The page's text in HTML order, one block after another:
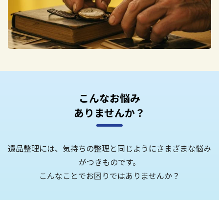
こんなお悩み
ありませんか？
遺品整理には、気持ちの整理と同じようにさまざまな悩み
がつきものです。
こんなことでお困りではありませんか？